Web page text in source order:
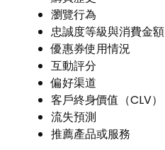
瀏覽行為
忠誠度等級與消費金額
優惠券使用情況
互動評分
偏好渠道
客戶終身價值（CLV）
流失預測
推薦產品或服務